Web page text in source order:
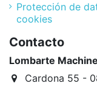
Protección de
cookies
Contacto
Lombarte
Cardona 55 -